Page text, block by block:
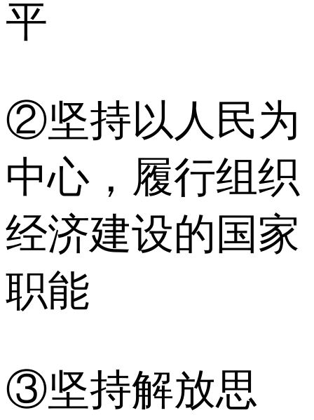
平
②坚持以人民为
中心，履行组织
经济建设的国家
职能
③坚持解放思